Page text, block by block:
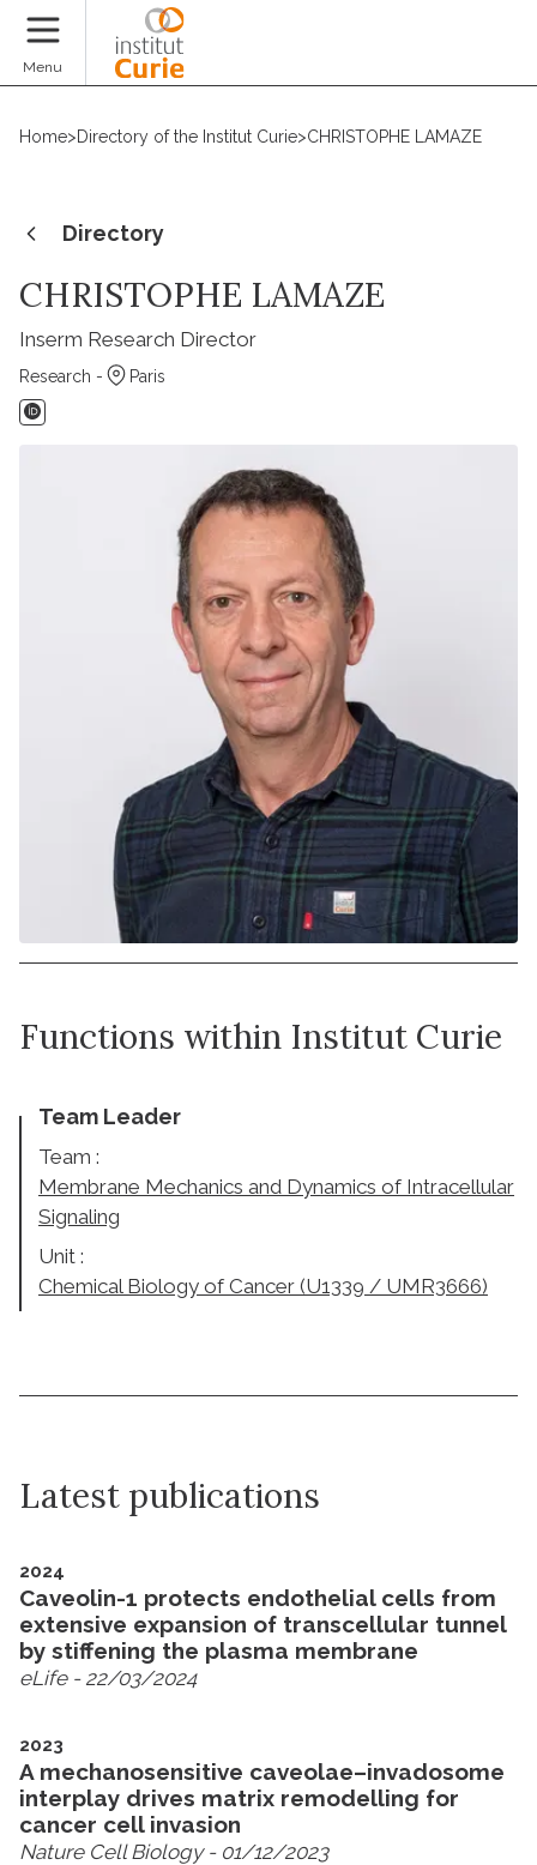
Menu
Home>Directory of the Institut Curie>CHRISTOPHE LAMAZE
Directory
CHRISTOPHE LAMAZE
Inserm Research Director
Research - Paris
Functions within Institut Curie
Team Leader
Team :
Membrane Mechanics and Dynamics of Intracellular
Signaling
Unit :
Chemical Biology of Cancer (U1339 / UMR3666)
Latest publications
2024
Caveolin-1 protects endothelial cells from
extensive expansion of transcellular tunnel
by stiffening the plasma membrane
eLife- 22/03/2024
2023
A mechanosensitive caveolae–invadosome
interplay drives matrix remodelling for
cancer cell invasion
Nature Cell Biology- 01/12/2023